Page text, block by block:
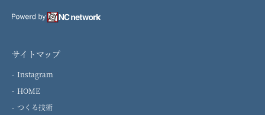
サイトマップ
Instagram
HOME
つくる技術